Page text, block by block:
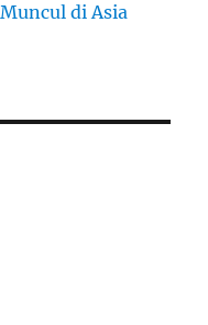
di Asia